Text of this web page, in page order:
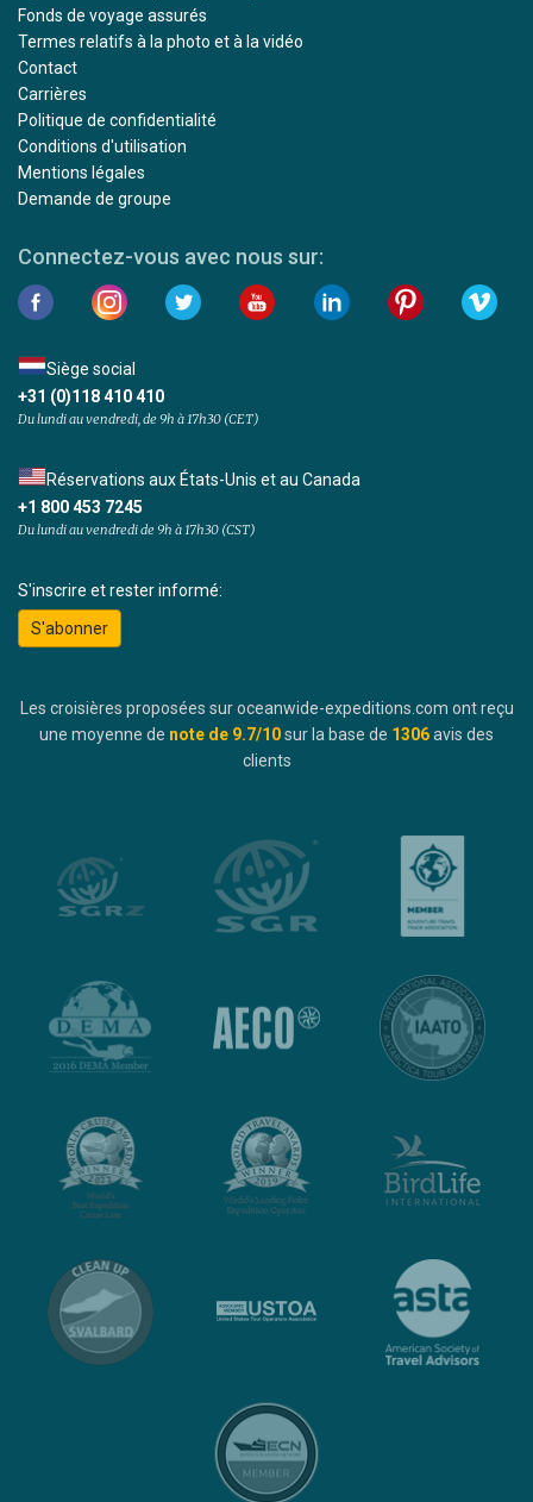
Fonds de voyage assurés
Termes relatifs à la photo et à la vidéo
Contact
Carrières
Politique de confidentialité
Conditions d'utilisation
Mentions légales
Demande de groupe
Connectez-vous avec nous sur:
Siège social
+31 (0)118 410 410
Du lundi au vendredi, de 9h à 17h30 (CET)
Réservations aux États-Unis et au Canada
+1 800 453 7245
Du lundi au vendredi de 9h à 17h30 (CST)
S'inscrire et rester informé:
S'abonner
Les croisières proposées sur oceanwide-expeditions.com ont reçu
une moyenne de note de 9.7/10sur la base de 1306avis des
clients